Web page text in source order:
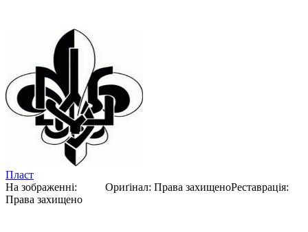
Пласт
На зображенні:
Ориґінал: Права захищеноРеставрація:
Права захищено